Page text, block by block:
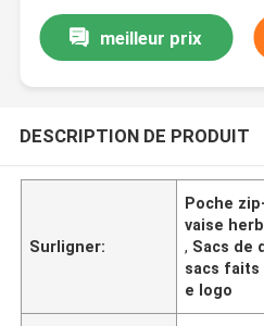
meilleur prix
DESCRIPTION DE PRODUIT
Surligner:
Poche
vaise
, Sacs de
sacs faits
e logo